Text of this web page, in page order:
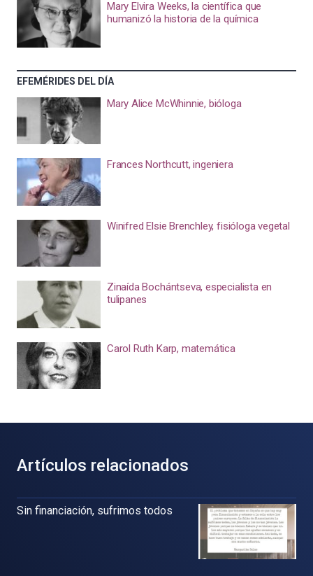
Mary Elvira Weeks, la científica que
humanizó la historia de la química
EFEMÉRIDES DEL DÍA
Mary Alice McWhinnie, bióloga
Frances Northcutt, ingeniera
Winifred Elsie Brenchley, fisióloga vegetal
Zinaída Bochántseva, especialista en
tulipanes
Carol Ruth Karp, matemática
Artículos relacionados
Sin financiación, sufrimos todos